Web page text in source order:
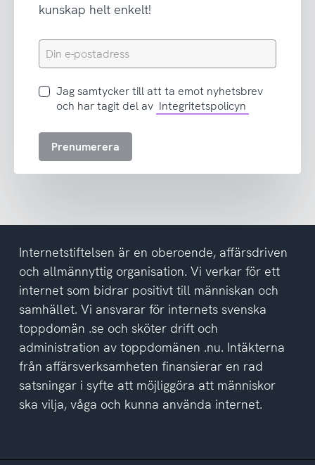
kunskap helt enkelt!
Din
e-
Jag
samtycker
att
del
av
integritetspolicyn
Jag samtycker till att ta emot nyhetsbrev
och har tagit del av Integritetspolicyn
Prenumerera
Internetstiftelsen är en oberoende, affärsdriven
och allmännyttig organisation. Vi verkar för ett
internet som bidrar positivt till människan och
samhället. Vi ansvarar för internets svenska
toppdomän .se och sköter drift och
administration av toppdomänen .nu. Intäkterna
från affärsverksamheten finansierar en rad
satsningar i syfte att möjliggöra att människor
ska vilja, våga och kunna använda internet.